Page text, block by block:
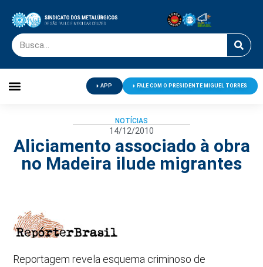
APP FALE COM O PRESIDENTE MIGUEL TORRES
NOTÍCIAS
14/12/2010
Aliciamento associado à obra
no Madeira ilude migrantes
Reportagem revela esquema criminoso de